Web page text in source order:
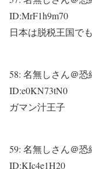
ID:MrF1h9m70
日本は脱税王国で
58: 名無しさん＠恐
ID:e0KN73tN0
ガマン汁王子
59: 名無しさん＠恐
ID:KIc4e1H20